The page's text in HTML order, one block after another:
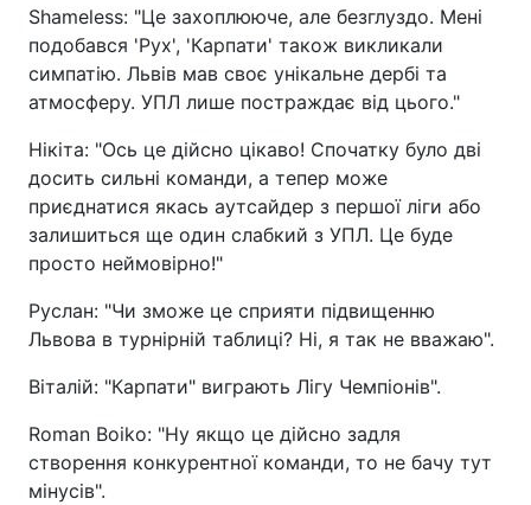
Shameless: "Це захоплююче, але безглуздо. Мені
подобався 'Рух', 'Карпати' також викликали
симпатію. Львів мав своє унікальне дербі та
атмосферу. УПЛ лише постраждає від цього."
Нікіта: "Ось це дійсно цікаво! Спочатку було дві
досить сильні команди, а тепер може
приєднатися якась аутсайдер з першої ліги або
залишиться ще один слабкий з УПЛ. Це буде
просто неймовірно!"
Руслан: "Чи зможе це сприяти підвищенню
Львова в турнірній таблиці? Ні, я так не вважаю".
Віталій: "Карпати" виграють Лігу Чемпіонів".
Roman Boiko: "Ну якщо це дійсно задля
створення конкурентної команди, то не бачу тут
мінусів".